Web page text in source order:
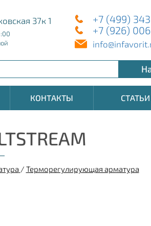
37к 1
+7 (499)
+7 (926)
КОНТАКТЫ СТАТЬИ
/ Терморегулирующая арматура